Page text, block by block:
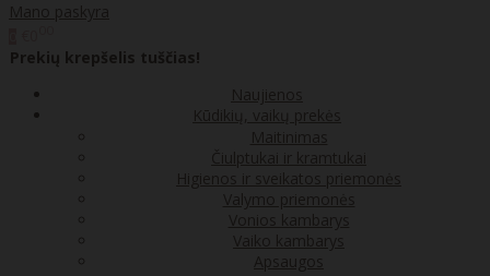
Mano paskyra
Prekių krepšelis tuščias!
Naujienos
Kūdikių, vaikų prekės
Maitinimas
Čiulptukai ir kramtukai
Higienos ir sveikatos priemonės
Valymo priemonės
Vonios kambarys
Vaiko kambarys
Apsaugos